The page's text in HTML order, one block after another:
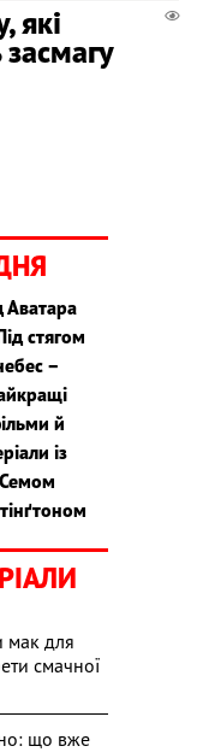
які
Аватара
стягом
–
й
із
Семом
мак для
смачної
що вже